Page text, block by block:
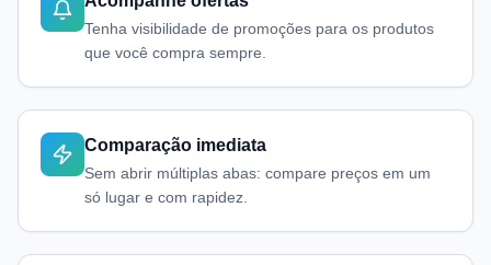
Tenha visibilidade de promoções para os produtos
que você compra sempre.
Comparação imediata
Sem abrir múltiplas abas: compare preços em um
só lugar e com rapidez.